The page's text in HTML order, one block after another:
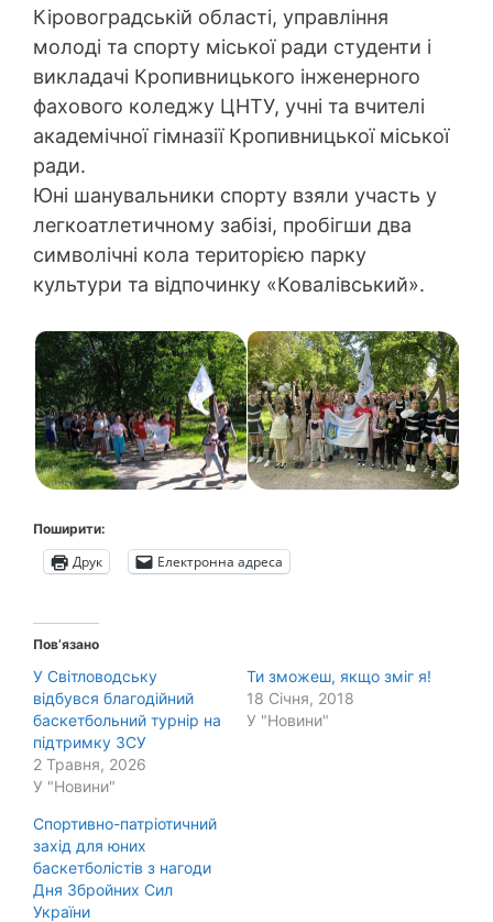
Кіровоградській області, управління
молоді та спорту міської ради студенти і
викладачі Кропивницького інженерного
фахового коледжу ЦНТУ, учні та вчителі
академічної гімназії Кропивницької міської
ради.
Юні шанувальники спорту взяли участь у
легкоатлетичному забізі, пробігши два
символічні кола територією парку
культури та відпочинку «Ковалівський».
Поширити:
Друк Електронна адреса
Пов’язано
У Світловодську
відбувся благодійний
баскетбольний турнір на
підтримку ЗСУ
2 Травня, 2026
У "Новини"
Ти зможеш, якщо зміг я!
18 Січня, 2018
У "Новини"
Спортивно-патріотичний
захід для юних
баскетболістів з нагоди
Дня Збройних Сил
України